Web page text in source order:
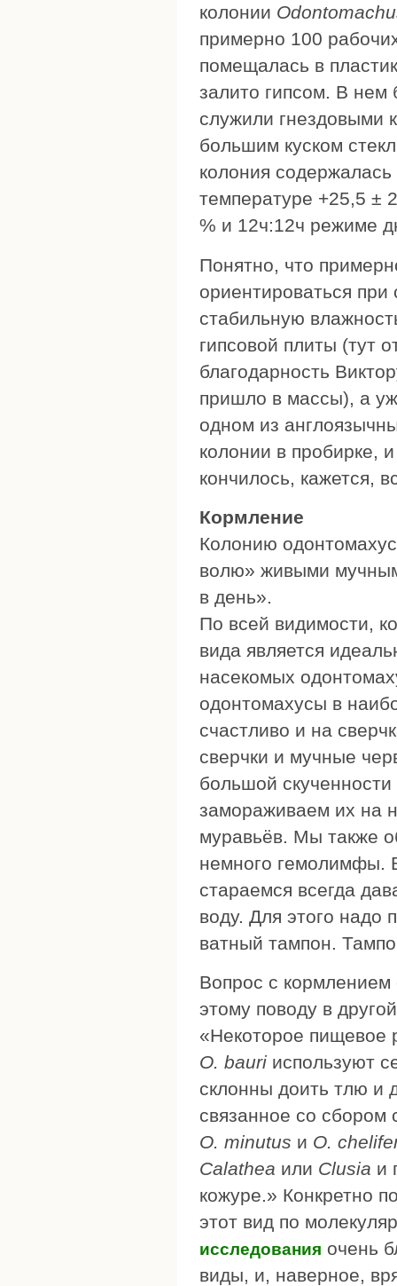
колонии
примерно 100
помещалась в
залито гипсом. В нем
служили гнездовыми
большим куском
колония
температуре +25,5 ±
% и 12ч:12ч режиме
Понятно, что
ориентироваться
стабильную
гипсовой плиты (тут
благодарность
пришло в массы), а
одном из
колонии в пробирке,
кончилось, кажется,
Кормление
Колонию
волю» живыми
в день».
По всей видимости,
вида является
насекомых
одонтомахусы в
счастливо и на
сверчки и мучные
большой
замораживаем их на
муравьёв. Мы также
немного гемолимфы.
стараемся всегда
воду. Для этого надо
ватный тампон.
Вопрос с
этому поводу в
«Некоторое пищевое
O. bauri используют
склонны доить тлю и
связанное со сбором
O. minutus и O.
Calathea или Clusia и
кожуре.» Конкретно
этот вид по
исследования очень
виды, и, наверное,